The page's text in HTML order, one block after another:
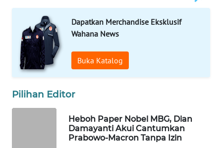
Dapatkan Merchandise Eksklusif
Wahana News
Buka Katalog
Pilihan Editor
Heboh Paper Nobel MBG, Dian
Damayanti Akui Cantumkan
Prabowo-Macron Tanpa Izin
WAHANA
UMKM
WAHANA
SELEB
WAHANA
PERSONA